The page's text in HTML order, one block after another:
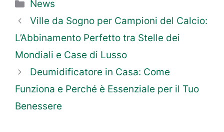
News
Ville da Sogno per Campioni del Calcio:
L’Abbinamento Perfetto tra Stelle dei
Mondiali e Case di Lusso
Deumidificatore in Casa: Come
Funziona e Perché è Essenziale per il Tuo
Benessere